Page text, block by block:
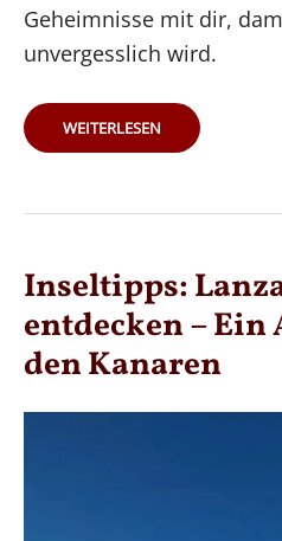
Geheimnisse mit dir,
unvergesslich wird.
TENERIFFA
DEINE
DIE
WEITERLESEN
Inseltipps:
entdecken –
den Kanaren